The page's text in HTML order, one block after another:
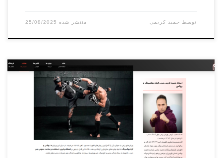
توسط حمید کریمی 25/08/2025
بوکس و کیک‌بوکسینگ ورزش‌هایی کامل و جامع هستند که انعطاف
و استقامت را همزمان افزایش می‌دهند. با اجرای منظم حرکات
ترکیبی و کششی، می‌توان بدن را مقاوم، منعطف و هماهنگ
ساخت و همزمان سلامت روان را نیز ارتقا داد. این ورزش‌ها برای
هر کسی که به دنبال یک برنامه تمرینی […]